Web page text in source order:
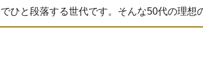
ひと段落する世代です。そんな50代の理想